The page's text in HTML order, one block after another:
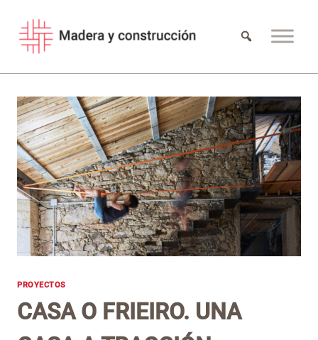
contenido
PROYECTOS
CASA O FRIEIRO. UNA